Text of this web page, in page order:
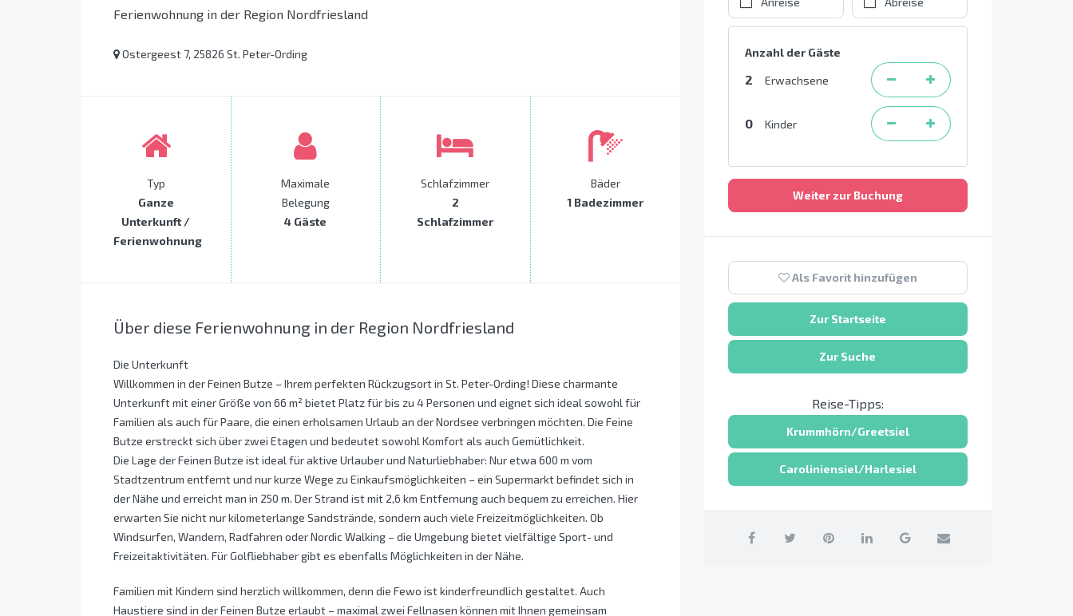
Ferienwohnung in der Region Nordfriesland
Ostergeest 7, 25826 St. Peter-Ording
Typ
Ganze
Unterkunft /
Ferienwohnung
Maximale
Belegung
4 Gäste
Schlafzimmer
2
Schlafzimmer
Bäder
1 Badezimmer
Über diese Ferienwohnung in der Region Nordfriesland
Die Unterkunft
Willkommen in der Feinen Butze – Ihrem perfekten Rückzugsort in St. Peter-Ording! Diese charmante
Unterkunft mit einer Größe von 66 m² bietet Platz für bis zu 4 Personen und eignet sich ideal sowohl für
Familien als auch für Paare, die einen erholsamen Urlaub an der Nordsee verbringen möchten. Die Feine
Butze erstreckt sich über zwei Etagen und bedeutet sowohl Komfort als auch Gemütlichkeit.
Die Lage der Feinen Butze ist ideal für aktive Urlauber und Naturliebhaber: Nur etwa 600 m vom
Stadtzentrum entfernt und nur kurze Wege zu Einkaufsmöglichkeiten – ein Supermarkt befindet sich in
der Nähe und erreicht man in 250 m. Der Strand ist mit 2,6 km Entfernung auch bequem zu erreichen. Hier
erwarten Sie nicht nur kilometerlange Sandstrände, sondern auch viele Freizeitmöglichkeiten. Ob
Windsurfen, Wandern, Radfahren oder Nordic Walking – die Umgebung bietet vielfältige Sport- und
Freizeitaktivitäten. Für Golfliebhaber gibt es ebenfalls Möglichkeiten in der Nähe.
Familien mit Kindern sind herzlich willkommen, denn die Fewo ist kinderfreundlich gestaltet. Auch
Haustiere sind in der Feinen Butze erlaubt – maximal zwei Fellnasen können mit Ihnen gemeinsam
Anzahl der Gäste
2 Erwachsene
0 Kinder
Weiter zur Buchung
Als Favorit hinzufügen
Zur Startseite
Zur Suche
Reise-Tipps:
Krummhörn/Greetsiel
Caroliniensiel/Harlesiel